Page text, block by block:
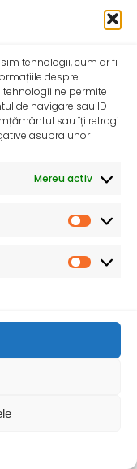
tehnologii, cum ar fi
despre
ne permite
de navigare sau ID-
sau îți retragi
asupra unor
Mereu activ
sarcinii și în
Salvați Copiii